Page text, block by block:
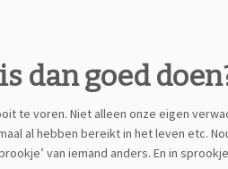
dan goed
te voren. Niet alleen onze eigen
al hebben bereikt in het leven etc.
van iemand anders. En in